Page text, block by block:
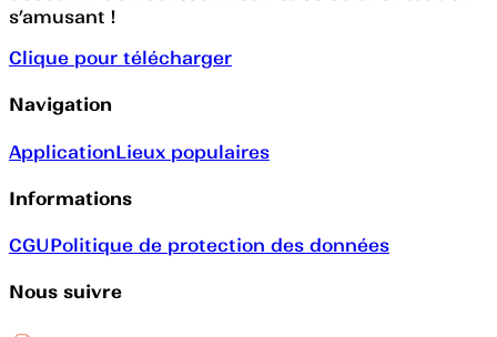
s’amusant !
Clique pour télécharger
Navigation
ApplicationLieux populaires
Informations
CGUPolitique de protection des données
Nous suivre